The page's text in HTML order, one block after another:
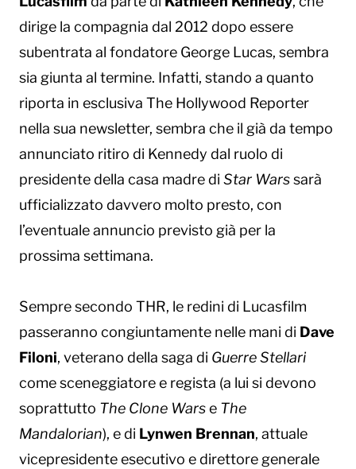
dirige la compagnia dal 2012 dopo essere
subentrata al fondatore George Lucas, sembra
sia giunta al termine. Infatti, stando a quanto
riporta in esclusiva The Hollywood Reporter
nella sua newsletter, sembra che il già da tempo
annunciato ritiro di Kennedy dal ruolo di
presidente della casa madre di Star Warssarà
ufficializzato davvero molto presto, con
l’eventuale annuncio previsto già per la
prossima settimana.
Sempre secondo THR, le redini di Lucasfilm
passeranno congiuntamente nelle mani di Dave
Filoni, veterano della saga di Guerre Stellari
come sceneggiatore e regista (a lui si devono
soprattutto The Clone Warse The
Mandalorian), e di Lynwen Brennan, attuale
vicepresidente esecutivo e direttore generale